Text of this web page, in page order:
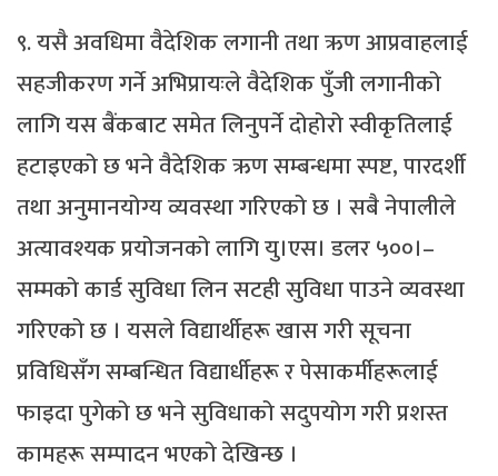
९. यसै अवधिमा वैदेशिक लगानी तथा ऋण आप्रवाहलाई
सहजीकरण गर्ने अभिप्रायःले वैदेशिक पुँजी लगानीको
लागि यस बैंकबाट समेत लिनुपर्ने दोहोरो स्वीकृतिलाई
हटाइएको छ भने वैदेशिक ऋण सम्बन्धमा स्पष्ट, पारदर्शी
तथा अनुमानयोग्य व्यवस्था गरिएको छ । सबै नेपालीले
अत्यावश्यक प्रयोजनको लागि यु।एस। डलर ५००।–
सम्मको कार्ड सुविधा लिन सटही सुविधा पाउने व्यवस्था
गरिएको छ । यसले विद्यार्थीहरू खास गरी सूचना
प्रविधिसँग सम्बन्धित विद्यार्धीहरू र पेसाकर्मीहरूलाई
फाइदा पुगेको छ भने सुविधाको सदुपयोग गरी प्रशस्त
कामहरू सम्पादन भएको देखिन्छ ।